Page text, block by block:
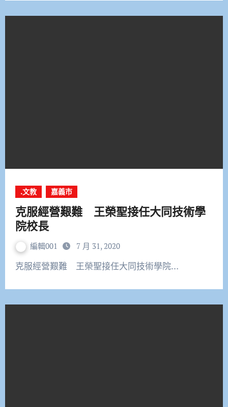
.文教 嘉義市
克服經營艱難 王榮聖接任大同技術學
院校長
編輯001 7 月 31, 2020
克服經營艱難 王榮聖接任大同技術學院…